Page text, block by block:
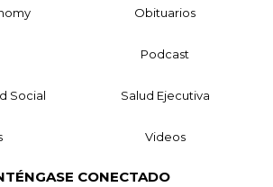
Obituarios
Podcast
Social Salud Ejecutiva
Videos
CONECTADO